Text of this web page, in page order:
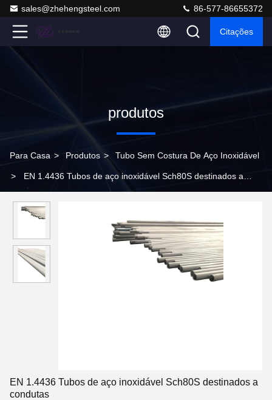
sales@zhehengsteel.com 86-577-86655372
Citações
produtos
Para Casa > Produtos > Tubo Sem Costura De Aço Inoxidável
> EN 1.4436 Tubos de aço inoxidável Sch80S destinados a
EN 1.4436 Tubos de aço inoxidável Sch80S destinados a
condutas